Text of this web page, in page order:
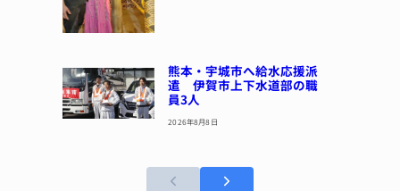
熊本・宇城市へ給水応援派
遣 伊賀市上下水道部の職
員3人
2026年8月8日